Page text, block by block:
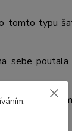
tomto typu
sebe poutala